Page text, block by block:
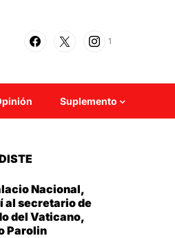
1
Suplemento
Nacional,
al secretario de
del Vaticano,
Parolin